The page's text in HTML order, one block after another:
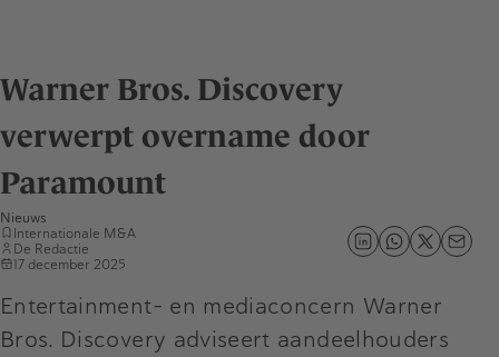
Warner Bros. Discovery
verwerpt overname door
Paramount
Nieuws
Internationale M&A
De Redactie
17 december 2025
Entertainment- en mediaconcern Warner
Bros. Discovery adviseert aandeelhouders